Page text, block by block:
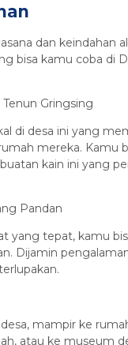
dan keindahan
bisa kamu coba di
Gringsing
di desa ini yang
mereka. Kamu
kain ini yang
Pandan
yang tepat, kamu
Dijamin
mampir ke
atau ke museum